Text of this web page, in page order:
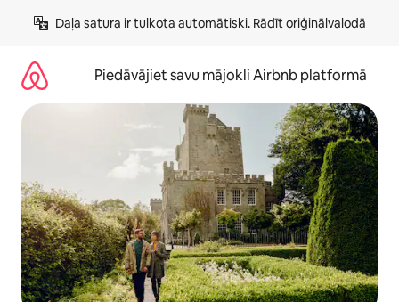
saturu
Daļa satura ir tulkota automātiski. Rādīt oriģinālvalodā
Piedāvājiet savu mājokli Airbnb platformā